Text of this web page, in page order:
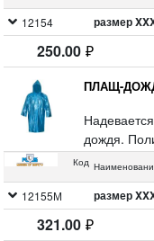
12154 размер
250.00
ПЛАЩ-
дождя.
Застежки
Код
12155М размер
321.00